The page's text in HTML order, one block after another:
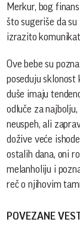
Merkur, bog
što sugeriše da
izrazito
Ove bebe su
poseduju sklonost
duše imaju
odluče za
neuspeh, ali
dožive veće
ostalih dana, oni
melanholiju i
reč o njihovim
POVEZANE